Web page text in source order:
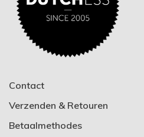
Contact
Verzenden & Retouren
Betaalmethodes